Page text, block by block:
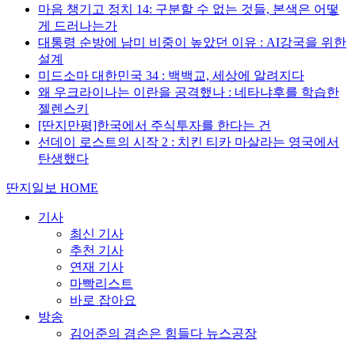
마음 챙기고 정치 14: 구분할 수 없는 것들, 본색은 어떻
게 드러나는가
대통령 순방에 남미 비중이 높았던 이유 : AI강국을 위한
설계
미드소마 대한민국 34 : 백백교, 세상에 알려지다
왜 우크라이나는 이란을 공격했나 : 네타냐후를 학습한
젤렌스키
[딴지만평]한국에서 주식투자를 한다는 건
선데이 로스트의 시작 2 : 치킨 티카 마살라는 영국에서
탄생했다
딴지일보 HOME
기사
최신 기사
추천 기사
연재 기사
마빡리스트
바로 잡아요
방송
김어준의 겸손은 힘들다 뉴스공장